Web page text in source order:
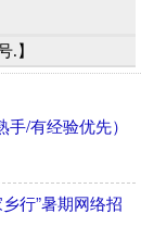
.】
/有经验优先）
行”暑期网络招